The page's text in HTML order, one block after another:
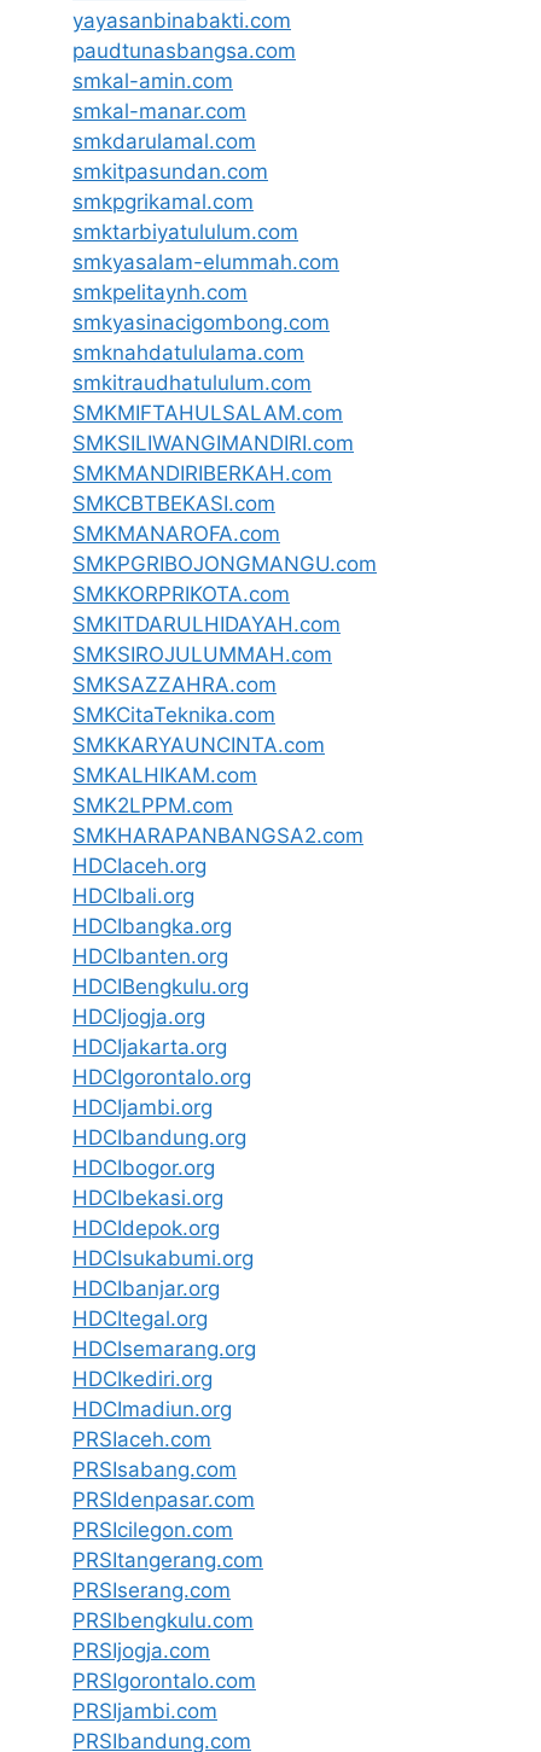
yayasanbinabakti.com
paudtunasbangsa.com
smkal-amin.com
smkal-manar.com
smkdarulamal.com
smkitpasundan.com
smkpgrikamal.com
smktarbiyatululum.com
smkyasalam-elummah.com
smkpelitaynh.com
smkyasinacigombong.com
smknahdatululama.com
smkitraudhatululum.com
SMKMIFTAHULSALAM.com
SMKSILIWANGIMANDIRI.com
SMKMANDIRIBERKAH.com
SMKCBTBEKASI.com
SMKMANAROFA.com
SMKPGRIBOJONGMANGU.com
SMKKORPRIKOTA.com
SMKITDARULHIDAYAH.com
SMKSIROJULUMMAH.com
SMKSAZZAHRA.com
SMKCitaTeknika.com
SMKKARYAUNCINTA.com
SMKALHIKAM.com
SMK2LPPM.com
SMKHARAPANBANGSA2.com
HDCIaceh.org
HDCIbali.org
HDCIbangka.org
HDCIbanten.org
HDCIBengkulu.org
HDCIjogja.org
HDCIjakarta.org
HDCIgorontalo.org
HDCIjambi.org
HDCIbandung.org
HDCIbogor.org
HDCIbekasi.org
HDCIdepok.org
HDCIsukabumi.org
HDCIbanjar.org
HDCItegal.org
HDCIsemarang.org
HDCIkediri.org
HDCImadiun.org
PRSIaceh.com
PRSIsabang.com
PRSIdenpasar.com
PRSIcilegon.com
PRSItangerang.com
PRSIserang.com
PRSIbengkulu.com
PRSIjogja.com
PRSIgorontalo.com
PRSIjambi.com
PRSIbandung.com